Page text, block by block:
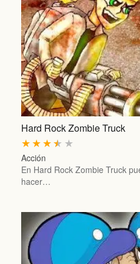
Hard Rock Zombie Truck
★
★
★
★
★
Acción
En Hard Rock Zombie Truck
hacer…